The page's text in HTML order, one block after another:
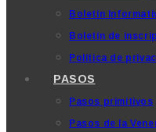
Boletín
Boletín de
Política de
PASOS
Pasos primitivos
Pasos de la